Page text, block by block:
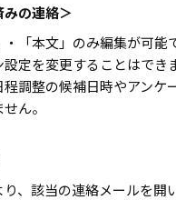
の連絡＞
・「本文」のみ編集が可能
定を変更することはでき
調整の候補日時やアンケ
ん。
、該当の連絡メールを開